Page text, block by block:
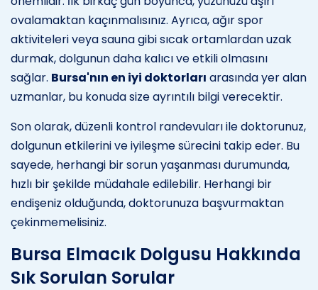
ovalamaktan kaçınmalısınız. Ayrıca, ağır spor
aktiviteleri veya sauna gibi sıcak ortamlardan uzak
durmak, dolgunun daha kalıcı ve etkili olmasını
sağlar. Bursa'nın en iyi doktorları arasında yer alan
uzmanlar, bu konuda size ayrıntılı bilgi verecektir.
Son olarak, düzenli kontrol randevuları ile doktorunuz,
dolgunun etkilerini ve iyileşme sürecini takip eder. Bu
sayede, herhangi bir sorun yaşanması durumunda,
hızlı bir şekilde müdahale edilebilir. Herhangi bir
endişeniz olduğunda, doktorunuza başvurmaktan
çekinmemelisiniz.
Bursa Elmacık Dolgusu Hakkında
Sık Sorulan Sorular